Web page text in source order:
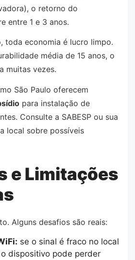
o retorno do
entre 1 e 3 anos.
toda economia é lucro limpo.
média de 15 anos, o
muitas vezes.
São Paulo oferecem
para instalação de
Consulte a SABESP ou sua
local sobre possíveis
e Limitações
Alguns desafios são reais:
se o sinal é fraco no local
dispositivo pode perder